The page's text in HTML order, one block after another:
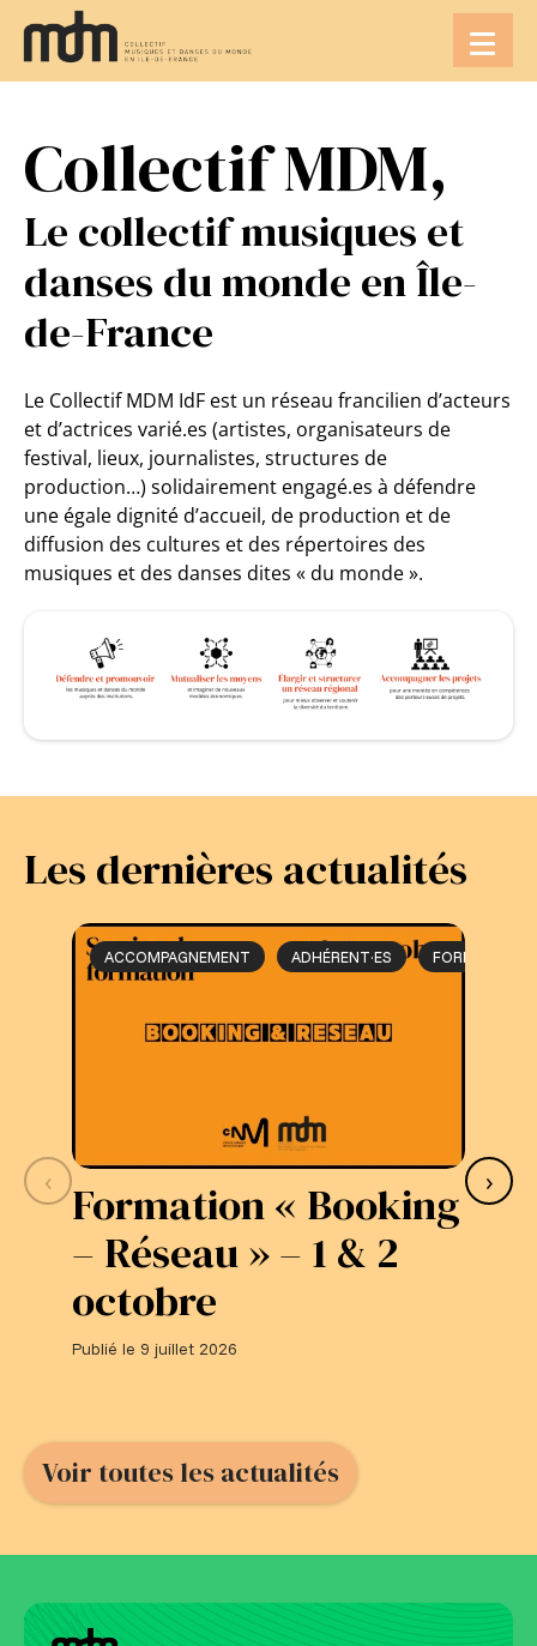
contenu
Collectif MDM,
Le collectif musiques et
danses du monde en Île-
de-France
Le Collectif MDM IdF est un réseau francilien d’acteurs
et d’actrices varié.es (artistes, organisateurs de
festival, lieux, journalistes, structures de
production…) solidairement engagé.es à défendre
une égale dignité d’accueil, de production et de
diffusion des cultures et des répertoires des
musiques et des danses dites « du monde ».
Les dernières actualités
‹
ACCOMPAGNEMENT ADHÉRENT·ES FORMATION
Formation « Booking
– Réseau » – 1 & 2
octobre
Publié le 9 juillet 2026
›
Voir toutes les actualités